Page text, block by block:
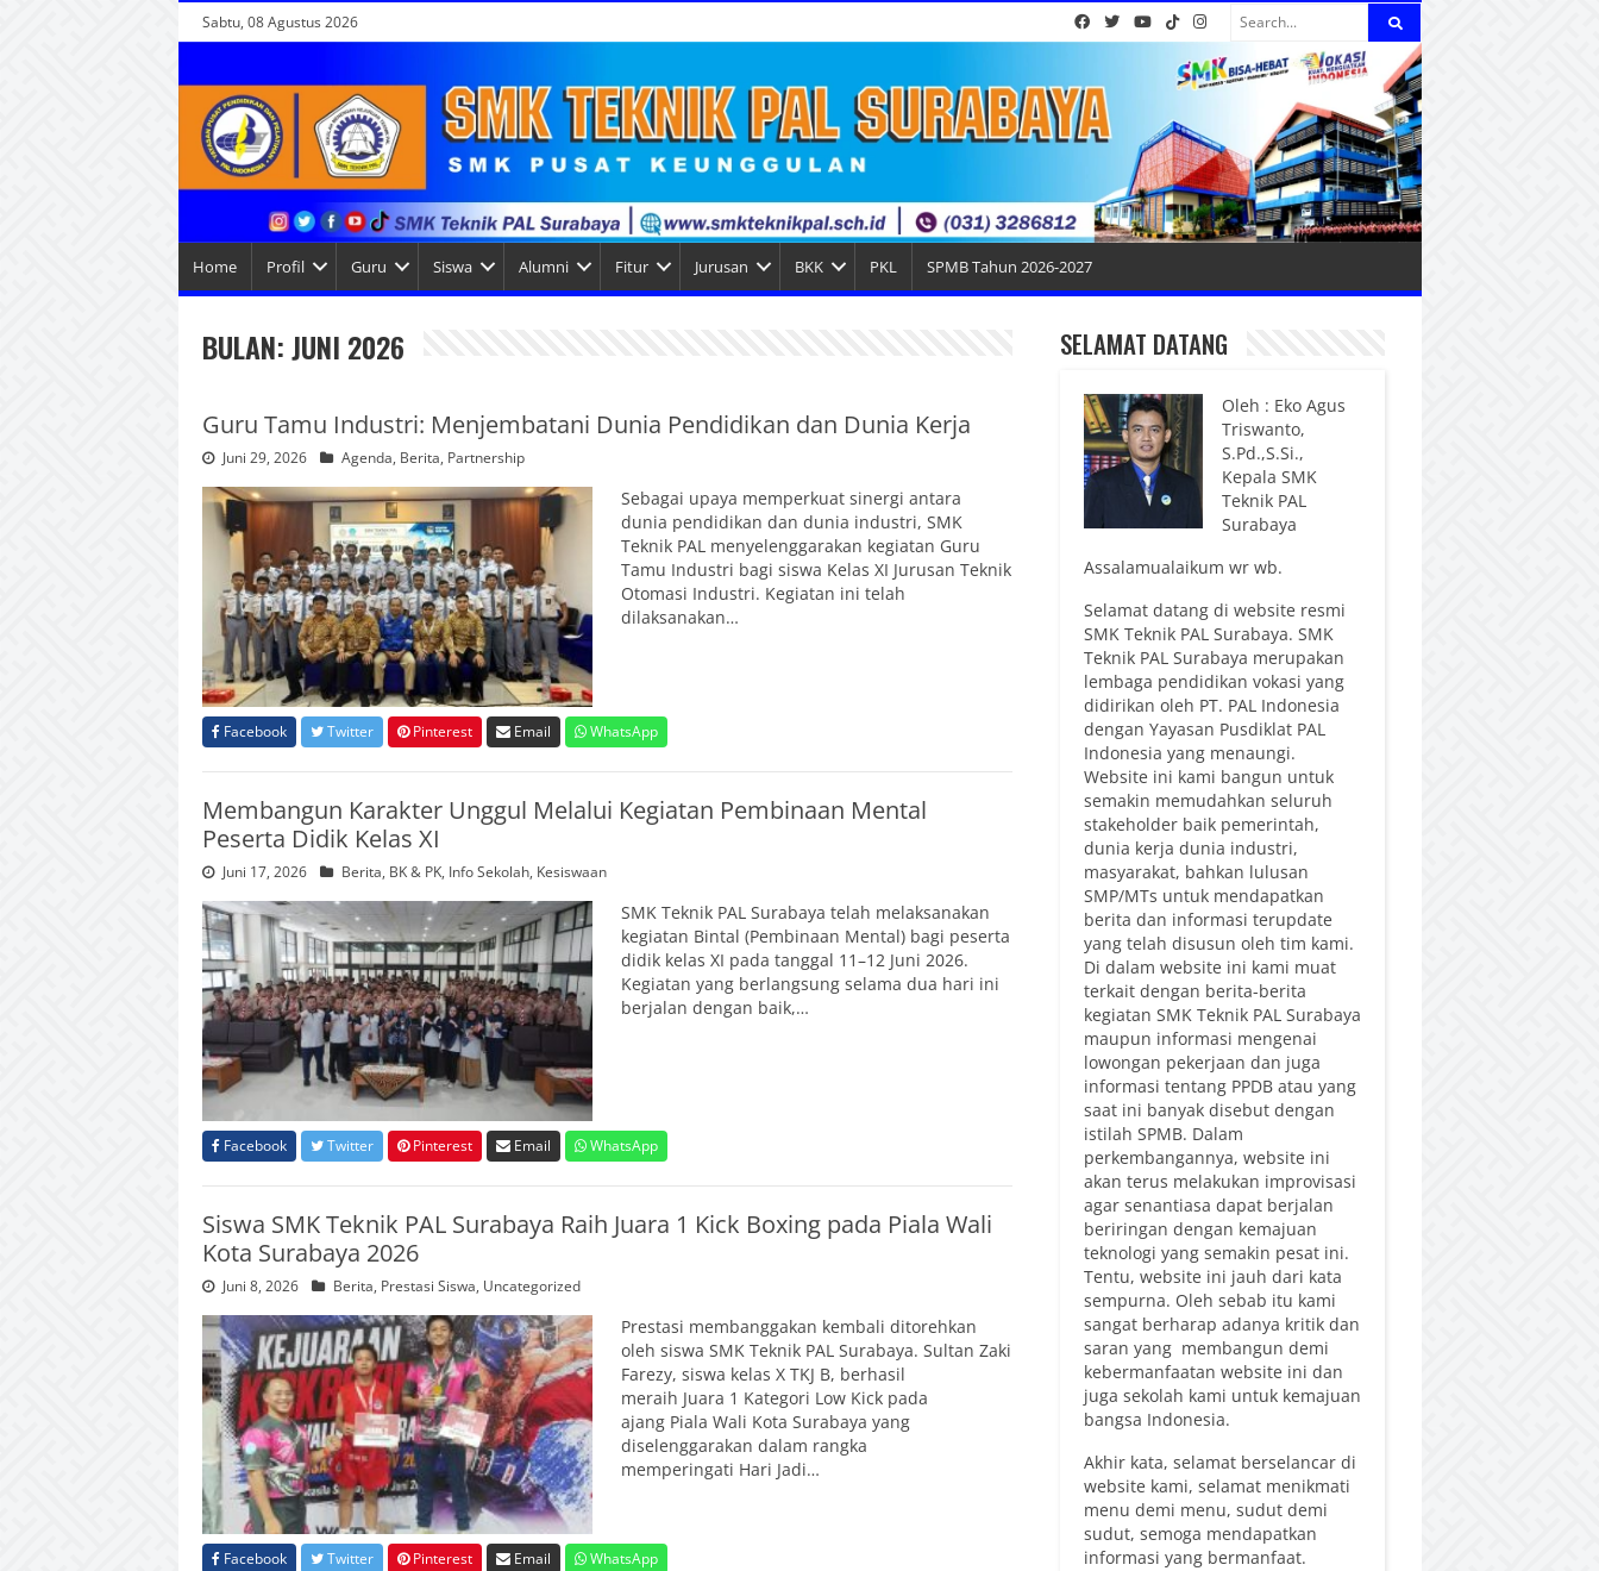
Sabtu, 08 Agustus 2026
Home Profil Guru Siswa Alumni Fitur Jurusan BKK PKL SPMB Tahun 2026-2027
BULAN:JUNI 2026
Guru Tamu Industri: Menjembatani Dunia Pendidikan dan Dunia Kerja
Juni 29, 2026 Agenda, Berita, Partnership
Sebagai upaya memperkuat sinergi antara
dunia pendidikan dan dunia industri, SMK
Teknik PAL menyelenggarakan kegiatan Guru
Tamu Industri bagi siswa Kelas XI Jurusan Teknik
Otomasi Industri. Kegiatan ini telah
dilaksanakan…
Facebook Twitter Pinterest Email WhatsApp
Membangun Karakter Unggul Melalui Kegiatan Pembinaan Mental
Peserta Didik Kelas XI
Juni 17, 2026 Berita, BK & PK, Info Sekolah, Kesiswaan
SMK Teknik PAL Surabaya telah melaksanakan
kegiatan Bintal (Pembinaan Mental) bagi peserta
didik kelas XI pada tanggal 11–12 Juni 2026.
Kegiatan yang berlangsung selama dua hari ini
berjalan dengan baik,…
Facebook Twitter Pinterest Email WhatsApp
Siswa SMK Teknik PAL Surabaya Raih Juara 1 Kick Boxing pada Piala Wali
Kota Surabaya 2026
Juni 8, 2026 Berita, Prestasi Siswa, Uncategorized
Prestasi membanggakan kembali ditorehkan
oleh siswa SMK Teknik PAL Surabaya. Sultan Zaki
Farezy, siswa kelas X TKJ B, berhasil
meraih Juara 1 Kategori Low Kick pada
ajang Piala Wali Kota Surabaya yang
diselenggarakan dalam rangka
memperingati Hari Jadi…
Facebook Twitter Pinterest Email WhatsApp
SELAMAT DATANG
Oleh : Eko Agus
Triswanto,
S.Pd.,S.Si.,
Kepala SMK
Teknik PAL
Surabaya
Assalamualaikum wr wb.
Selamat datang di website resmi
SMK Teknik PAL Surabaya. SMK
Teknik PAL Surabaya merupakan
lembaga pendidikan vokasi yang
didirikan oleh PT. PAL Indonesia
dengan Yayasan Pusdiklat PAL
Indonesia yang menaungi.
Website ini kami bangun untuk
semakin memudahkan seluruh
stakeholder baik pemerintah,
dunia kerja dunia industri,
masyarakat, bahkan lulusan
SMP/MTs untuk mendapatkan
berita dan informasi terupdate
yang telah disusun oleh tim kami.
Di dalam website ini kami muat
terkait dengan berita-berita
kegiatan SMK Teknik PAL Surabaya
maupun informasi mengenai
lowongan pekerjaan dan juga
informasi tentang PPDB atau yang
saat ini banyak disebut dengan
istilah SPMB. Dalam
perkembangannya, website ini
akan terus melakukan improvisasi
agar senantiasa dapat berjalan
beriringan dengan kemajuan
teknologi yang semakin pesat ini.
Tentu, website ini jauh dari kata
sempurna. Oleh sebab itu kami
sangat berharap adanya kritik dan
saran yang membangun demi
kebermanfaatan website ini dan
juga sekolah kami untuk kemajuan
bangsa Indonesia.
Akhir kata, selamat berselancar di
website kami, selamat menikmati
menu demi menu, sudut demi
sudut, semoga mendapatkan
informasi yang bermanfaat.